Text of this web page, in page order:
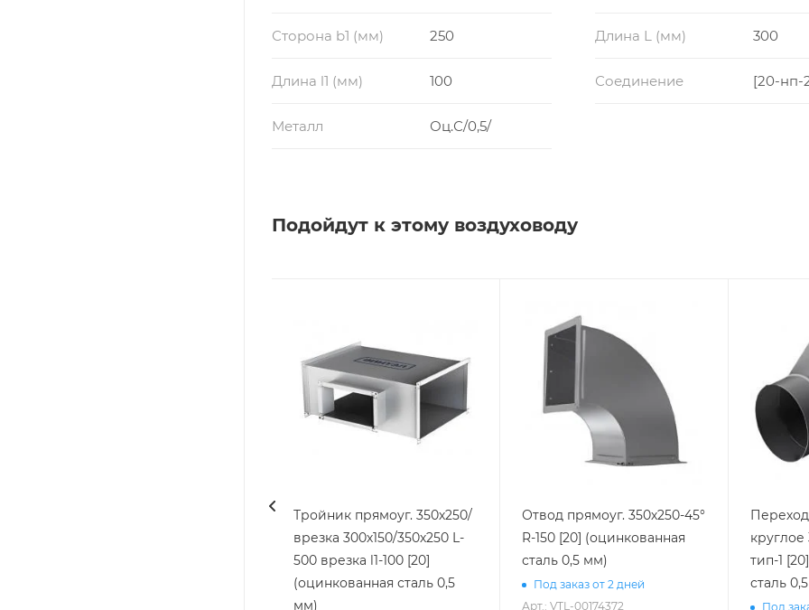
Сторона b1 (мм) 250 Длина L (мм) 300
Длина l1 (мм) 100 Соединение [20-нп-
Металл Оц.С/0,5/
Подойдут к этому воздуховоду
Тройник прямоуг. 350х250/
врезка 300х150/350х250 L-
500 врезка l1-100 [20]
(оцинкованная сталь 0,5
мм)
Отвод прямоуг. 350х250-45°
R-150 [20] (оцинкованная
сталь 0,5 мм)
Под заказ от 2 дней
Арт.: VTL-00174372
круглое
тип-1
сталь
Под